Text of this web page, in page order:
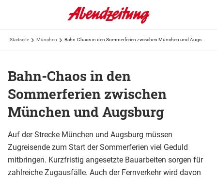
Startseite München
Bahn-Chaos in den
Sommerferien zwischen
München und Augsburg
Auf der Strecke München und Augsburg müssen
Zugreisende zum Start der Sommerferien viel Geduld
mitbringen. Kurzfristig angesetzte Bauarbeiten sorgen für
zahlreiche Zugausfälle. Auch der Fernverkehr wird davon